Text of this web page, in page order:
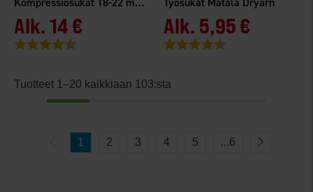
Alk. 14 €
Arvio:
Alk. 5,95 €
Arvio:
Tuotteet 1–20 kaikkiaan 103:sta
1 2 3 4 5 ...6